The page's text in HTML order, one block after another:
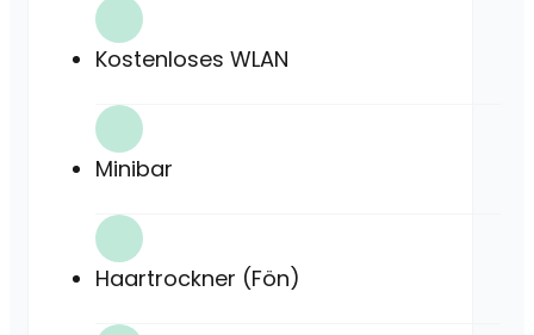
Kostenloses WLAN
Minibar
Haartrockner (Fön)